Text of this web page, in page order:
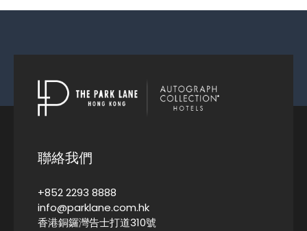
聯絡我們
+852 2293 8888
info@parklane.com.hk
香港銅鑼灣告士打道310號